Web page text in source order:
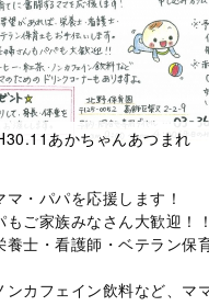
あかちゃんあつまれ
・パパを応援します！
ご家族みなさん大歓迎！！
養士・看護師・ベテラン保
ンカフェイン飲料など、マ